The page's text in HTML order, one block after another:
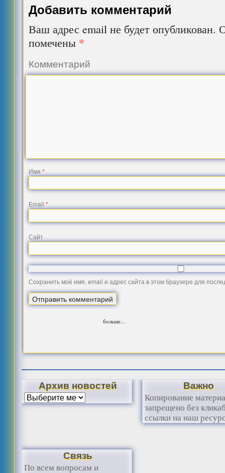
Добавить комментарий
Ваш адрес email не будет опубликован.
помечены *
Комментарий
Имя*
Email*
Сайт
Сохранить моё имя, email и адрес сайта в этом браузере для
больше...
Архив новостей Важно
Копирование
запрещено без
ссылки на наш
Связь
По всем вопросам и